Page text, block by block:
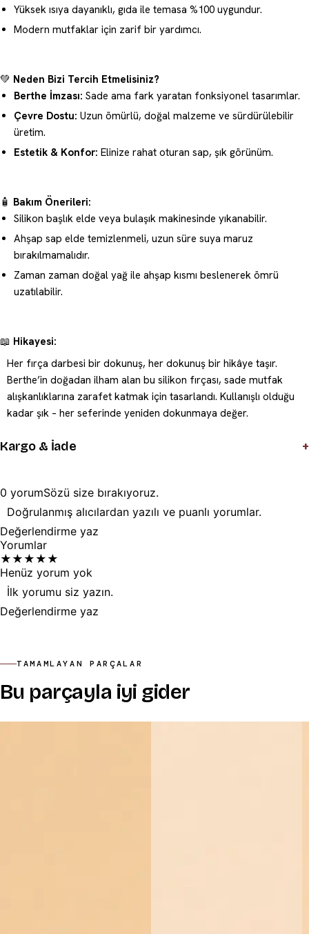
Yüksek ısıya dayanıklı, gıda ile temasa %100 uygundur.
Modern mutfaklar için zarif bir yardımcı.
💚 Neden Bizi Tercih Etmelisiniz?
Berthe İmzası: Sade ama fark yaratan fonksiyonel tasarımlar.
Çevre Dostu: Uzun ömürlü, doğal malzeme ve sürdürülebilir
üretim.
Estetik & Konfor: Elinize rahat oturan sap, şık görünüm.
🧴 Bakım Önerileri:
Silikon başlık elde veya bulaşık makinesinde yıkanabilir.
Ahşap sap elde temizlenmeli, uzun süre suya maruz
bırakılmamalıdır.
Zaman zaman doğal yağ ile ahşap kısmı beslenerek ömrü
uzatılabilir.
📖 Hikayesi:
Her fırça darbesi bir dokunuş, her dokunuş bir hikâye taşır.
Berthe’in doğadan ilham alan bu silikon fırçası, sade mutfak
alışkanlıklarına zarafet katmak için tasarlandı. Kullanışlı olduğu
kadar şık – her seferinde yeniden dokunmaya değer.
Kargo & İade +
0 yorumSözü size bırakıyoruz.
Doğrulanmış alıcılardan yazılı ve puanlı yorumlar.
Değerlendirme yaz
Yorumlar
★ ★ ★ ★ ★
Henüz yorum yok
İlk yorumu siz yazın.
Değerlendirme yaz
TAMAMLAYAN PARÇALAR
Bu parçayla iyi gider